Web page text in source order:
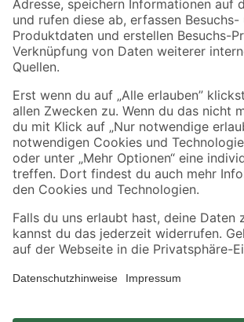
Zahlungsarten Versandarten
Sicher einkaufen
Jetzt die toom-App herunterladen
Alle Preisangaben in EUR inkl. gesetzl. MwSt.. Die dargestellten
Umständen nicht in allen Märkten verfügbar. Die angegebenen
Produkte nur solange der Vorrat reicht.
*Paketversand ab 59 € versandkostenfrei, gilt nicht für Artikel mit